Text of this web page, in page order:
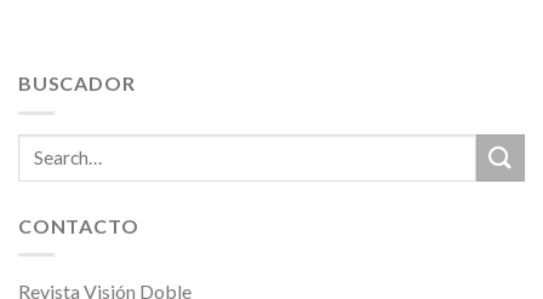
BUSCADOR
CONTACTO
Revista Visión Doble